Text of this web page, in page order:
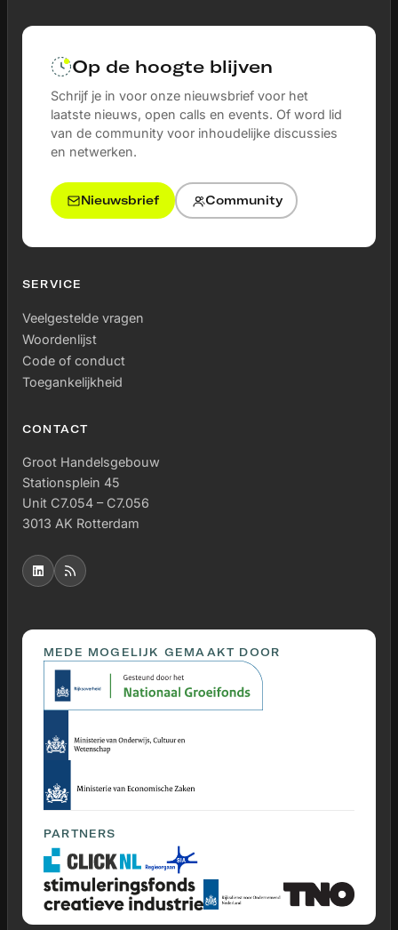
Op de hoogte blijven
Schrijf je in voor onze nieuwsbrief voor het
laatste nieuws, open calls en events. Of word lid
van de community voor inhoudelijke discussies
en netwerken.
Nieuwsbrief Community
SERVICE
Veelgestelde vragen
Woordenlijst
Code of conduct
Toegankelijkheid
CONTACT
Groot Handelsgebouw
Stationsplein 45
Unit C7.054 – C7.056
3013 AK Rotterdam
MEDE MOGELIJK GEMAAKT DOOR
PARTNERS